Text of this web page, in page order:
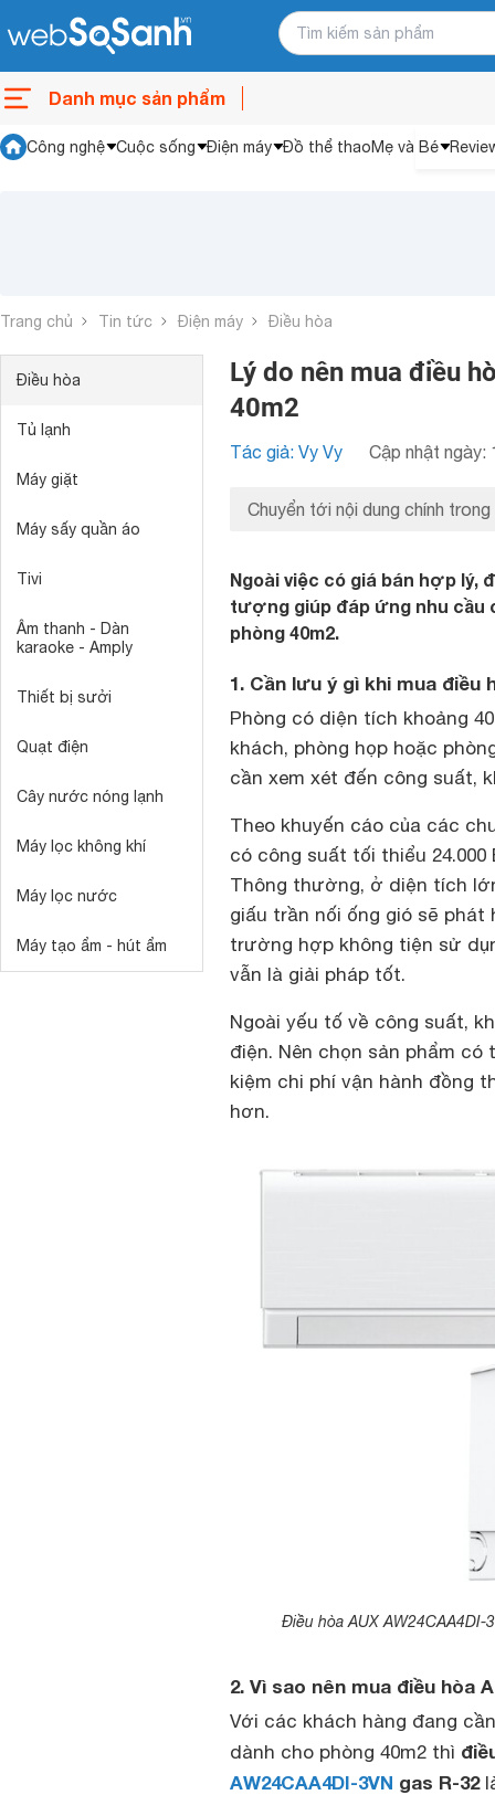
Danh mục sản phẩm
Công nghệ Cuộc sống Điện máy Đồ thể thaoMẹ và Bé
Trang chủ Tin tức Điện máy Điều hòa
Điều hòa
Tủ lạnh
Máy giặt
Máy sấy quần áo
Tivi
Âm thanh - Dàn
karaoke - Amply
Thiết bị sưởi
Quạt điện
Cây nước nóng lạnh
Máy lọc không khí
Máy lọc nước
Máy tạo ẩm - hút ẩm
Lý do nên mua điều
40m2
Tác giả: Vy Vy Cập nhật ngày:
Chuyển tới nội dung chính trong
Ngoài việc có giá bán hợp lý,
tượng giúp đáp ứng nhu cầu
phòng 40m2.
1. Cần lưu ý gì khi mua điều
Phòng có diện tích khoảng
khách, phòng họp hoặc
cần xem xét đến công suất,
Theo khuyến cáo của các
có công suất tối thiểu
Thông thường, ở diện tích
giấu trần nối ống gió sẽ
trường hợp không tiện sử
vẫn là giải pháp tốt.
Ngoài yếu tố về công suất,
điện. Nên chọn sản phẩm
kiệm chi phí vận hành đồng
hơn.
Điều hòa AUX
2. Vì sao nên mua điều hòa
Với các khách hàng đang
dành cho phòng 40m2 thì
AW24CAA4DI-3VN gas R-32